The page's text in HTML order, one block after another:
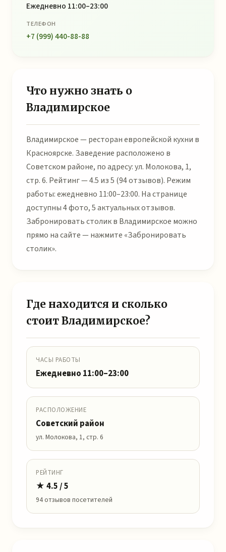
Ежедневно 11:00–23:00
ТЕЛЕФОН
+7 (999) 440-88-88
Что нужно знать о
Владимирское
Владимирское — ресторан европейской кухни в
Красноярске. Заведение расположено в
Советском районе, по адресу: ул. Молокова, 1,
стр. 6. Рейтинг — 4.5 из 5 (94 отзывов). Режим
работы: ежедневно 11:00–23:00. На странице
доступны 4 фото, 5 актуальных отзывов.
Забронировать столик в Владимирское можно
прямо на сайте — нажмите «Забронировать
столик».
Где находится и сколько
стоит Владимирское?
ЧАСЫ РАБОТЫ
Ежедневно 11:00–23:00
РАСПОЛОЖЕНИЕ
Советский район
ул. Молокова, 1, стр. 6
РЕЙТИНГ
★ 4.5 / 5
94 отзывов посетителей